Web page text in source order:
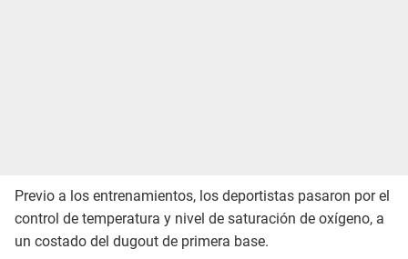
Previo a los entrenamientos, los deportistas pasaron por el
control de temperatura y nivel de saturación de oxígeno, a
un costado del dugout de primera base.